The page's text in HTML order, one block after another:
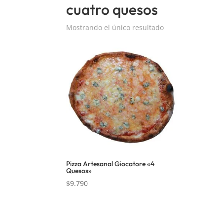
cuatro quesos
Mostrando el único resultado
Pizza Artesanal Giocatore «4
Quesos»
$9.790